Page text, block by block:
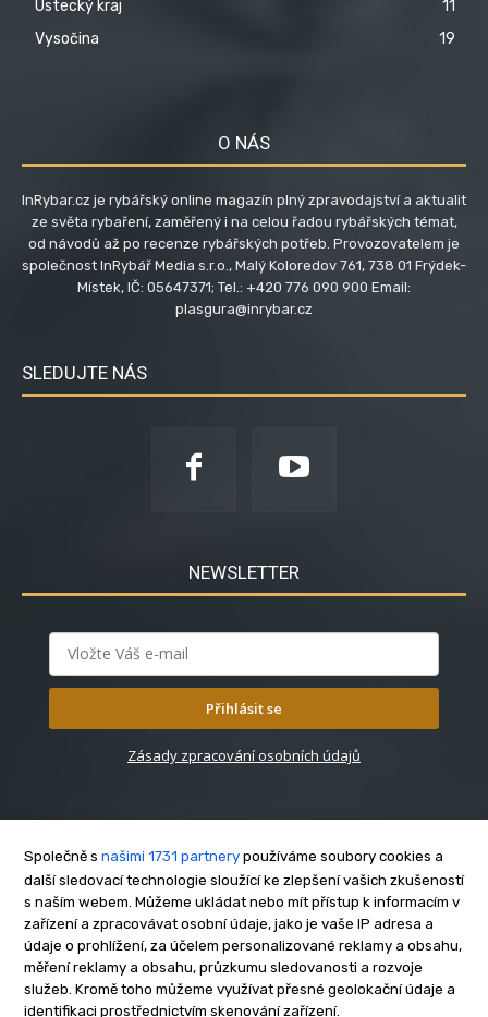
Ústecký kraj
11
Vysočina
19
O NÁS
InRybar.cz je rybářský online magazín plný zpravodajství a aktualit
ze světa rybaření, zaměřený i na celou řadou rybářských témat,
od návodů až po recenze rybářských potřeb. Provozovatelem je
společnost InRybář Media s.r.o., Malý Koloredov 761, 738 01 Frýdek-
Místek, IČ: 05647371; Tel.: +420 776 090 900 Email:
plasgura@inrybar.cz
SLEDUJTE NÁS
NEWSLETTER
Přihlásit se
Zásady zpracování osobních údajů
O nás
Kontakt
Reklama
Zásady soukromí
Společně s našimi 1731 partnery používáme soubory cookies a
další sledovací technologie sloužící ke zlepšení vašich zkušeností
s naším webem. Můžeme ukládat nebo mít přístup k informacím v
zařízení a zpracovávat osobní údaje, jako je vaše IP adresa a
údaje o prohlížení, za účelem personalizované reklamy a obsahu,
měření reklamy a obsahu, průzkumu sledovanosti a rozvoje
služeb. Kromě toho můžeme využívat přesné geolokační údaje a
identifikaci prostřednictvím skenování zařízení.